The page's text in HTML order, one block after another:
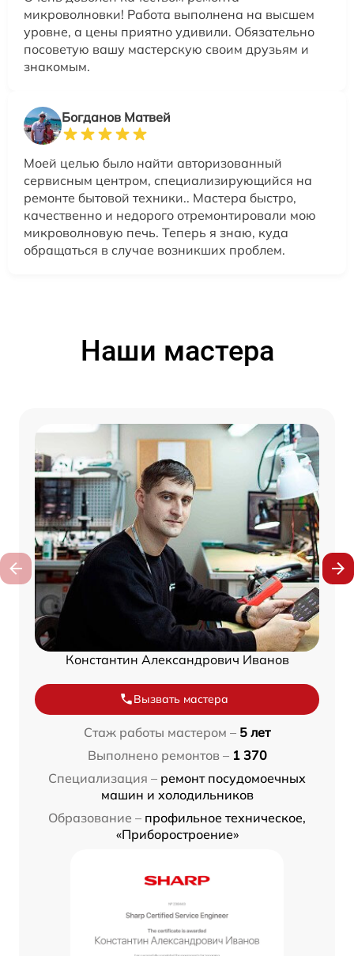
микроволновки! Работа выполнена на высшем
уровне, а цены приятно удивили. Обязательно
посоветую вашу мастерскую своим друзьям и
знакомым.
Богданов Матвей
Моей целью было найти авторизованный
сервисным центром, специализирующийся на
ремонте бытовой техники.. Мастера быстро,
качественно и недорого отремонтировали мою
микроволновую печь. Теперь я знаю, куда
обращаться в случае возникших проблем.
Наши мастера
Константин Александрович Иванов
Вызвать мастера
Стаж работы мастером – 5 лет
Выполнено ремонтов – 1 370
Специализация – ремонт посудомоечных
машин и холодильников
Образование – профильное техническое,
«Приборостроение»